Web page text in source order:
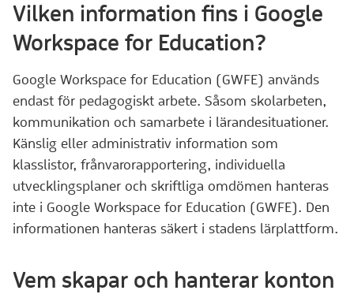
Vilken information fins i Google
Workspace for Education?
Google Workspace for Education (GWFE) används
endast för pedagogiskt arbete. Såsom skolarbeten,
kommunikation och samarbete i lärandesituationer.
Känslig eller administrativ information som
klasslistor, frånvarorapportering, individuella
utvecklingsplaner och skriftliga omdömen hanteras
inte i Google Workspace for Education (GWFE). Den
informationen hanteras säkert i stadens lärplattform.
Vem skapar och hanterar konton